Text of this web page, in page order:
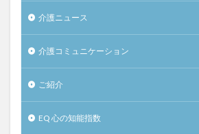
介護ニュース
介護コミュニケーション
ご紹介
EQ 心の知能指数